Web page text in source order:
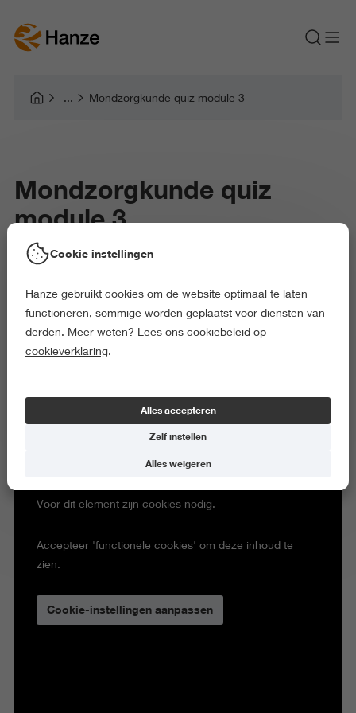
Mondzorgkunde quiz module 3
Mondzorgkunde quiz
module 3
Voor dit element zijn cookies nodig.
Accepteer 'functionele cookies' om deze inhoud te
zien.
Cookie-instellingen aanpassen
Cookie instellingen
Hanze gebruikt cookies om de website optimaal te laten
functioneren, sommige worden geplaatst voor diensten van
derden. Meer weten? Lees ons cookiebeleid op
cookieverklaring.
Alles accepteren
Zelf instellen
Alles weigeren